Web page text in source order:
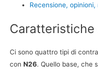
Recensione,
Ci sono quattro tipi di
con N26. Quello base, che